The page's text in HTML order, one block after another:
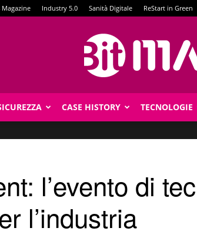
Magazine Industry 5.0 Sanità Digitale ReStart in Green
CASE HISTORY TECNOLOGIE
l’evento di
l’industria